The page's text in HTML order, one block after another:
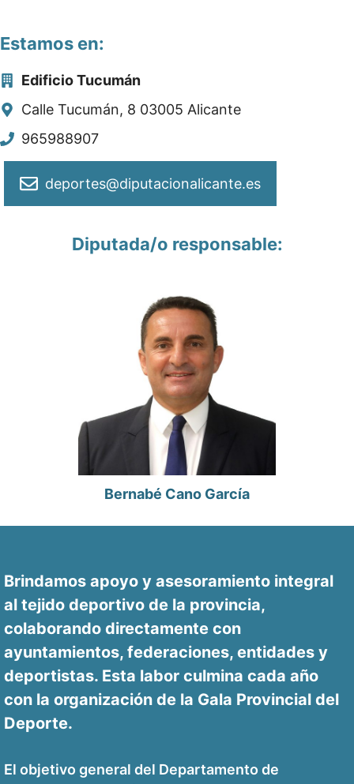
Estamos en:
Edificio Tucumán
Calle Tucumán, 8 03005 Alicante
965988907
deportes@diputacionalicante.es
Diputada/o responsable:
Bernabé Cano García
Brindamos apoyo y asesoramiento integral
al tejido deportivo de la provincia,
colaborando directamente con
ayuntamientos, federaciones, entidades y
deportistas. Esta labor culmina cada año
con la organización de la Gala Provincial del
Deporte.
El objetivo general del Departamento de